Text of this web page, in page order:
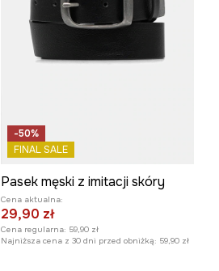
-50%
FINAL SALE
Pasek męski z imitacji skóry
Cena aktualna:
29,90 zł
Cena regularna: 59,90 zł
Najniższa cena z 30 dni przed obniżką: 59,90 zł